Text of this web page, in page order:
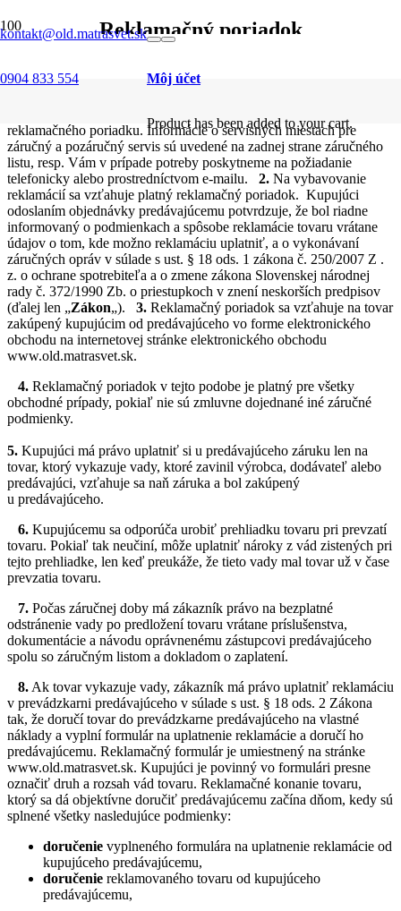
kontakt@old.matrasvet.sk
0904 833 554 Môj účet
Product has been added to your cart.
Reklamačný poriadok
reklamačného poriadku. Informácie o servisných miestach pre
záručný a pozáručný servis sú uvedené na zadnej strane záručného
listu, resp. Vám v prípade potreby poskytneme na požiadanie
telefonicky alebo prostredníctvom e-mailu. 2. Na vybavovanie
reklamácií sa vzťahuje platný reklamačný poriadok. Kupujúci
odoslaním objednávky predávajúcemu potvrdzuje, že bol riadne
informovaný o podmienkach a spôsobe reklamácie tovaru vrátane
údajov o tom, kde možno reklamáciu uplatniť, a o vykonávaní
záručných opráv v súlade s ust. § 18 ods. 1 zákona č. 250/2007 Z .
z. o ochrane spotrebiteľa a o zmene zákona Slovenskej národnej
rady č. 372/1990 Zb. o priestupkoch v znení neskorších predpisov
(ďalej len „Zákon„). 3. Reklamačný poriadok sa vzťahuje na tovar
zakúpený kupujúcim od predávajúceho vo forme elektronického
obchodu na internetovej stránke elektronického obchodu
www.old.matrasvet.sk.
4. Reklamačný poriadok v tejto podobe je platný pre všetky
obchodné prípady, pokiaľ nie sú zmluvne dojednané iné záručné
podmienky.
5. Kupujúci má právo uplatniť si u predávajúceho záruku len na
tovar, ktorý vykazuje vady, ktoré zavinil výrobca, dodávateľ alebo
predávajúci, vzťahuje sa naň záruka a bol zakúpený
u predávajúceho.
6. Kupujúcemu sa odporúča urobiť prehliadku tovaru pri prevzatí
tovaru. Pokiaľ tak neučiní, môže uplatniť nároky z vád zistených pri
tejto prehliadke, len keď preukáže, že tieto vady mal tovar už v čase
prevzatia tovaru.
7. Počas záručnej doby má zákazník právo na bezplatné
odstránenie vady po predložení tovaru vrátane príslušenstva,
dokumentácie a návodu oprávnenému zástupcovi predávajúceho
spolu so záručným listom a dokladom o zaplatení.
8. Ak tovar vykazuje vady, zákazník má právo uplatniť reklamáciu
v prevádzkarni predávajúceho v súlade s ust. § 18 ods. 2 Zákona
tak, že doručí tovar do prevádzkarne predávajúceho na vlastné
náklady a vyplní formulár na uplatnenie reklamácie a doručí ho
predávajúcemu. Reklamačný formulár je umiestnený na stránke
www.old.matrasvet.sk. Kupujúci je povinný vo formulári presne
označiť druh a rozsah vád tovaru. Reklamačné konanie tovaru,
ktorý sa dá objektívne doručiť predávajúcemu začína dňom, kedy sú
splnené všetky nasledujúce podmienky:
doručenie vyplneného formulára na uplatnenie reklamácie od
kupujúceho predávajúcemu,
doručenie reklamovaného tovaru od kupujúceho
predávajúcemu,